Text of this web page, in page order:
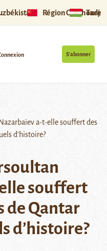
Région Ouïghoure
S’abonner
a-t-elle souffert des
d’histoire?
souffert
de Qantar
d’histoire?